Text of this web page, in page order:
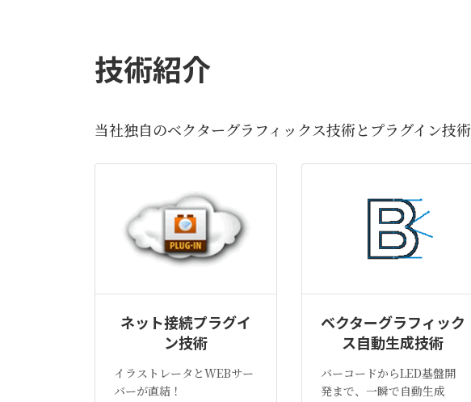
技術紹介
当社独自のベクターグラフィックス技術とプラグイン技
ネット接続プラグイ
ン技術
イラストレータとWEBサー
バーが直結！
ベクターグラフィック
ス自動生成技術
バーコードからLED基盤開
発まで、一瞬で自動生成